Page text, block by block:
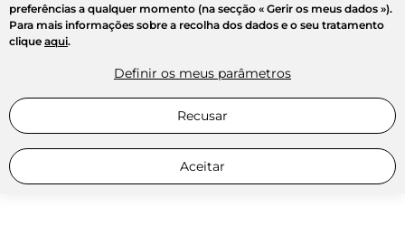
preferências a qualquer momento (na secção « Gerir os meus dados »).
Para mais informações sobre a recolha dos dados e o seu tratamento
clique aqui.
Definir os meus parâmetros
Recusar
Aceitar